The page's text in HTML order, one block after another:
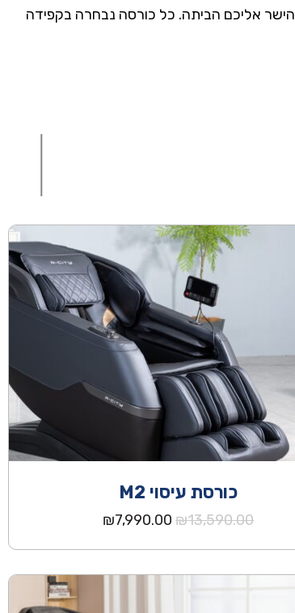
הישר אליכם הביתה. כל כורסה נבחרה בקפידה
כורסת עיסוי M2
₪13,590.00
המחיר
היה:
₪13,590.00.
₪7,990.00
המחיר
הוא:
₪7,990.00.